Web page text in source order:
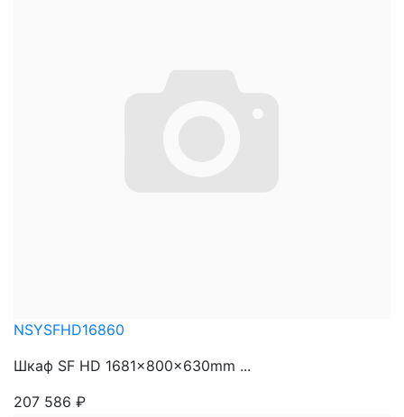
NSYSFHD16860
Шкаф SF HD 1681x800x630mm ...
207 586 ₽